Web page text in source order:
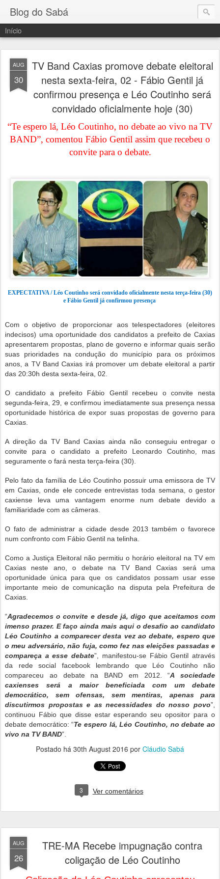
Blog do Sabá
Início
AUG
30
TV Band Caxias promove debate eleitoral
nesta sexta-feira, 02 - Fábio Gentil já
confirmou presença e Léo Coutinho será
convidado oficialmente hoje (30)
“Te espero lá, Léo Coutinho, no debate ao vivo na TV
BAND”, comentou Fábio Gentil assim que recebeu o
convite para o debate.
EXPECTATIVA / Léo Coutinho será convidado oficialmente nesta terça-feira (30)
e Fábio Gentil já confirmou presença
Com o objetivo de proporcionar aos telespectadores (eleitores
indecisos) uma oportunidade dos candidatos a prefeito de Caxias
apresentarem propostas, plano de governo e informar quais serão
suas prioridades na condução do município para os próximos
anos, a TV Band Caxias irá promover um debate eleitoral a partir
das 20:30h desta sexta-feira, 02.
O candidato a prefeito Fábio Gentil recebeu o convite nesta
segunda-feira, 29, e confirmou imediatamente sua presença nessa
oportunidade histórica de expor suas propostas de governo para
Caxias.
A direção da TV Band Caxias ainda não conseguiu entregar o
convite para o candidato a prefeito Leonardo Coutinho, mas
seguramente o fará nesta terça-feira (30).
Pelo fato da família de Léo Coutinho possuir uma emissora de TV
em Caxias, onde ele concede entrevistas toda semana, o gestor
caxiense leva uma vantagem enorme num debate devido a
familiaridade com as câmeras.
O fato de administrar a cidade desde 2013 também o favorece
num confronto com Fábio Gentil na telinha.
Como a Justiça Eleitoral não permitiu o horário eleitoral na TV em
Caxias neste ano, o debate na TV Band Caxias será uma
oportunidade única para que os candidatos possam usar esse
importante meio de comunicação na disputa pela Prefeitura de
Caxias.
“Agradecemos o convite e desde já, digo que aceitamos com
imenso prazer. E faço ainda mais aqui o desafio ao candidato
Léo Coutinho a comparecer desta vez ao debate, espero que
o meu adversário, não fuja, como fez nas eleições passadas e
compareça a esse debate”, manifestou-se Fábio Gentil através
da rede social facebook lembrando que Léo Coutinho não
compareceu ao debate na BAND em 2012. “A sociedade
caxienses será a maior beneficiada com um debate
democrático, sem ofensas, sem mentiras, apenas para
discutirmos propostas e as necessidades do nosso povo”,
continuou Fábio que disse estar esperando seu opositor para o
debate democrático: “Te espero lá, Léo Coutinho, no debate ao
vivo na TV BAND”.
Postado há 30th August 2016 por Cláudio Sabá
3 Ver comentários
AUG
26
TRE-MA Recebe impugnação contra
coligação de Léo Coutinho